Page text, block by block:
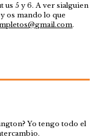
us 5 y 6. A ver sialguien
os mando lo que
.
Yo tengo todo el